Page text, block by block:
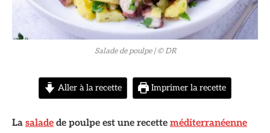
Salade de poulpe | © DR
Aller à la recette Imprimer la recette
La salade de poulpe est une recette méditerranéenne